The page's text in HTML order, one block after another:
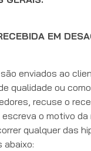
EM
enviados ao
qualidade ou
recuse o
o motivo
qualquer das
abaixo: